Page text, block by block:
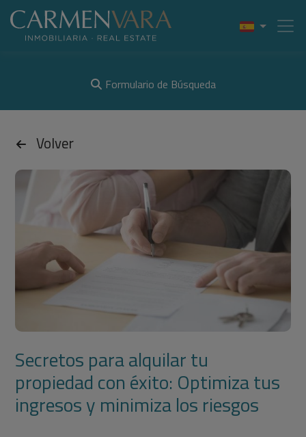
Formulario de Búsqueda
Volver
Secretos para alquilar tu
propiedad con éxito: Optimiza tus
ingresos y minimiza los riesgos